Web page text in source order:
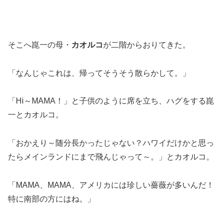
そこへ崑一の母・ カオルコが二階からおりてきた。
「なんじゃこれは、帰ってそうそう散らかして。」
「Hi～MAMA！」と子供のように席を立ち、ハグをする崑
一とカオルコ。
「おかえり～随分長かったじゃない？ハワイだけかと思っ
たらメインランドにまで飛んじゃって～。」とカオルコ。
「MAMA、MAMA、アメリカには珍しい薔薇が多いんだ！
特に南部の方にはね。」